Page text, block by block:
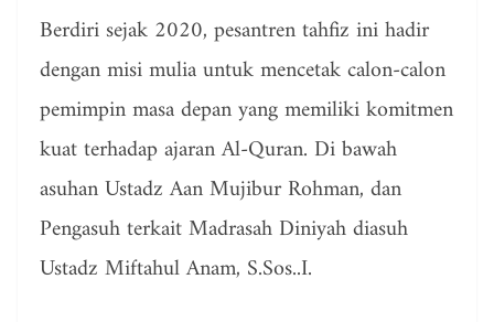
Berdiri sejak 2020, pesantren tahfiz ini hadir
dengan misi mulia untuk mencetak calon-calon
pemimpin masa depan yang memiliki komitmen
kuat terhadap ajaran Al-Quran. Di bawah
asuhan Ustadz Aan Mujibur Rohman, dan
Pengasuh terkait Madrasah Diniyah diasuh
Ustadz Miftahul Anam, S.Sos..I.